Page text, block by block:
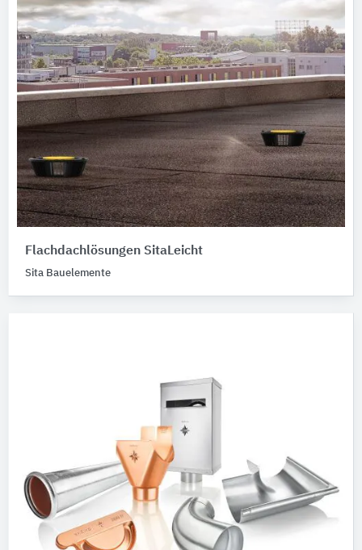
Flachdachlösungen SitaLeicht
Sita Bauelemente